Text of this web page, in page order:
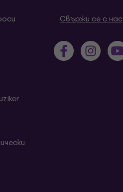
Свържи се с нас